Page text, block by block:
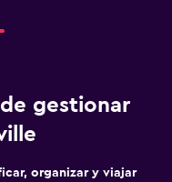
gestionar
organizar y viajar